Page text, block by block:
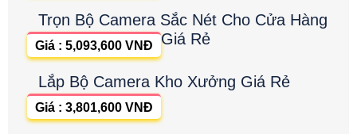
Trọn Bộ Camera Sắc Nét Cho Cửa Hàng
Giá Rẻ
Giá : 5,093,600 VNĐ
Lắp Bộ Camera Kho Xưởng Giá Rẻ
Giá : 3,801,600 VNĐ